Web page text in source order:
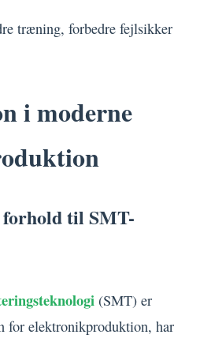
træning, forbedre fejlsikker
i moderne
til SMT-
(SMT) er
for elektronikproduktion, har